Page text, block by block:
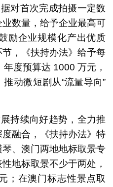
对首次完成拍摄一定数
数量，给予企业最高可
励企业规模化产出优质
，《扶持办法》给予每
度预算达 1000 万元，
动微短剧从“流量导向”
持续向好趋势，全力推
融合，《扶持办法》特
、澳门两地地标取景专
地标取景不少于两处，
；在澳门标志性景点取